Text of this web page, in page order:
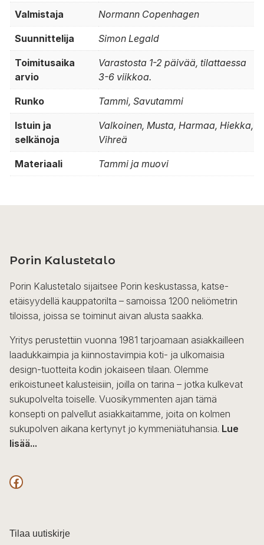
Valmistaja Normann Copenhagen
Suunnittelija Simon Legald
Toimitusaika
arvio
Varastosta 1-2 päivää, tilattaessa
3-6 viikkoa.
Runko Tammi, Savutammi
Istuin ja
selkänoja
Valkoinen, Musta, Harmaa, Hiekka,
Vihreä
Materiaali Tammi ja muovi
Porin Kalustetalo
Porin Kalustetalo sijaitsee Porin keskustassa, katse-
etäisyydellä kauppatorilta – samoissa 1200 neliömetrin
tiloissa, joissa se toiminut aivan alusta saakka.
Yritys perustettiin vuonna 1981 tarjoamaan asiakkailleen
laadukkaimpia ja kiinnostavimpia koti- ja ulkomaisia
design-tuotteita kodin jokaiseen tilaan. Olemme
erikoistuneet kalusteisiin, joilla on tarina – jotka kulkevat
sukupolvelta toiselle. Vuosikymmenten ajan tämä
konsepti on palvellut asiakkaitamme, joita on kolmen
sukupolven aikana kertynyt jo kymmeniätuhansia. Lue
lisää...
F
c
Tilaa uutiskirje